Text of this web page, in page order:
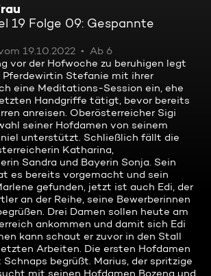
19 Folge 09: Gespannte
19.10.2022
Ab 6
vor der Hofwoche zu beruhigen legt
Pferdewirtin Stefanie mit ihrer
eine Meditations-Session ein, ehe
Handgriffe tätigt, bevor bereits
anreisen. Oberösterreicher Sigi
seiner Hofdamen von seinem
unterstützt. Schließlich fällt die
Katharina,
Sandra und Bayerin Sonja. Sein
es bereits vorgemacht und sein
gefunden, jetzt ist auch Edi, der
an der Reihe, seine Bewerberinnen
Drei Damen sollen heute am
ankommen und damit sich Edi
kann schaut er zuvor in den Stall
Arbeiten. Die ersten Hofdamen
begrüßt. Marius, der spritzige
mit seinen Hofdamen Bozena und